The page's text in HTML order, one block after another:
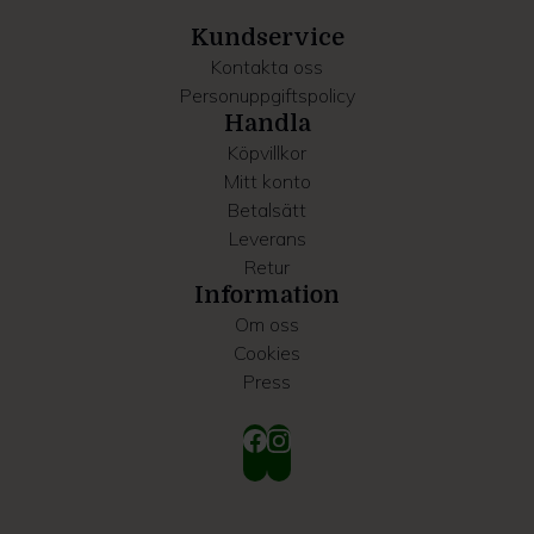
Kundservice
Kontakta oss
Personuppgiftspolicy
Handla
Köpvillkor
Mitt konto
Betalsätt
Leverans
Retur
Information
Om oss
Cookies
Press